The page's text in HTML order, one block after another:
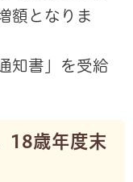
額となりま
知書」を受給
18歳年度末